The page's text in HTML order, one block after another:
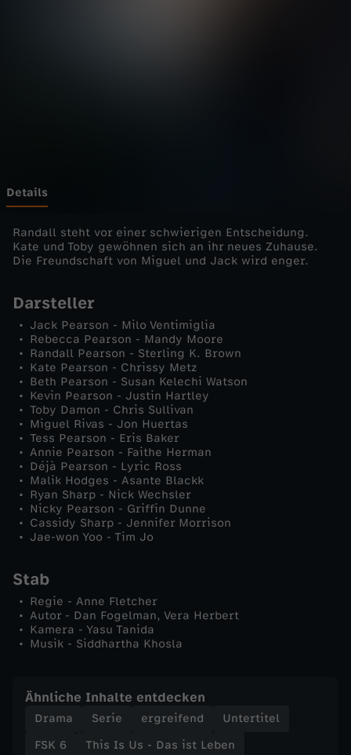
i
s
t
L
e
b
e
n
-
A
u
s
d
e
n
Details
Randall steht vor einer schwierigen Entscheidung.
Kate und Toby gewöhnen sich an ihr neues Zuhause.
Die Freundschaft von Miguel und Jack wird enger.
Darsteller
Jack Pearson - Milo Ventimiglia
Rebecca Pearson - Mandy Moore
Randall Pearson - Sterling K. Brown
Kate Pearson - Chrissy Metz
Beth Pearson - Susan Kelechi Watson
Kevin Pearson - Justin Hartley
Toby Damon - Chris Sullivan
Miguel Rivas - Jon Huertas
Tess Pearson - Eris Baker
Annie Pearson - Faithe Herman
Déjà Pearson - Lyric Ross
Malik Hodges - Asante Blackk
Ryan Sharp - Nick Wechsler
Nicky Pearson - Griffin Dunne
Cassidy Sharp - Jennifer Morrison
Jae-won Yoo - Tim Jo
Stab
Regie - Anne Fletcher
Autor - Dan Fogelman, Vera Herbert
Kamera - Yasu Tanida
Musik - Siddhartha Khosla
Ähnliche Inhalte entdecken
Drama Serie ergreifend
Untertitel
FSK 6
This Is Us - Das ist Leben